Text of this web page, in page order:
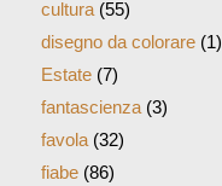
cultura(55)
disegno da colorare(1)
Estate(7)
fantascienza(3)
favola(32)
fiabe(86)